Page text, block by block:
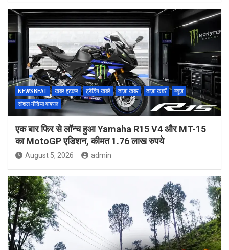
NEWSBEAT खबर हटकर ट्रेंडिंग खबरें ताज़ा ख़बर ताज़ा ख़बरें
न्यूज़
सोशल मीडिया वायरल
एक बार फिर से लॉन्च हुआ Yamaha R15 V4 और MT-15
का MotoGP एडिशन, कीमत 1.76 लाख रुपये
August 5, 2026 admin